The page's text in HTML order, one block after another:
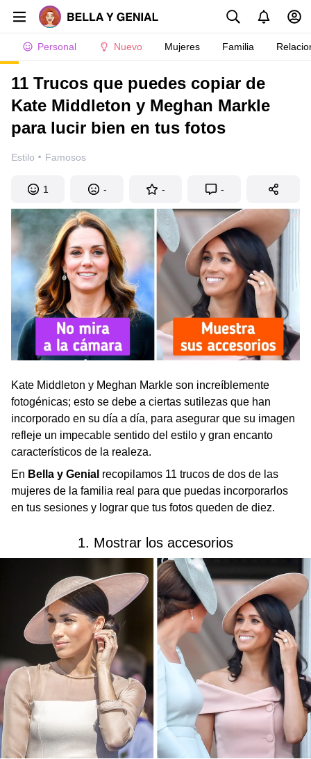
Personal Nuevo Mujeres Familia
11 Trucos que puedes copiar de
Kate Middleton y Meghan Markle
para lucir bien en tus fotos
Estilo · Famosos
1 - - -
Kate Middleton y Meghan Markle son increíblemente
fotogénicas; esto se debe a ciertas sutilezas que han
incorporado en su día a día, para asegurar que su imagen
refleje un impecable sentido del estilo y gran encanto
característicos de la realeza.
En Bella y Genial recopilamos 11 trucos de dos de las
mujeres de la familia real para que puedas incorporarlos
en tus sesiones y lograr que tus fotos queden de diez.
1. Mostrar los accesorios